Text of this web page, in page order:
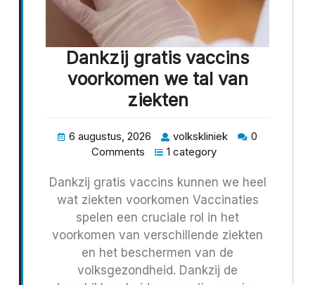
Dankzij gratis vaccins
voorkomen we tal van
ziekten
6 augustus, 2026 volkskliniek
0
Comments
1 category
Dankzij gratis vaccins kunnen we heel
wat ziekten voorkomen Vaccinaties
spelen een cruciale rol in het
voorkomen van verschillende ziekten
en het beschermen van de
volksgezondheid. Dankzij de